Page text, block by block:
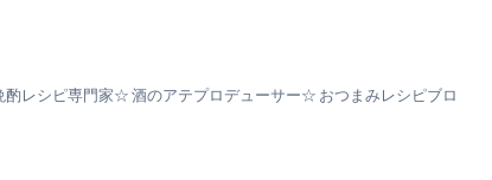
レシピ専門家☆ 酒のアテプロデューサー☆ おつまみレシピブロ